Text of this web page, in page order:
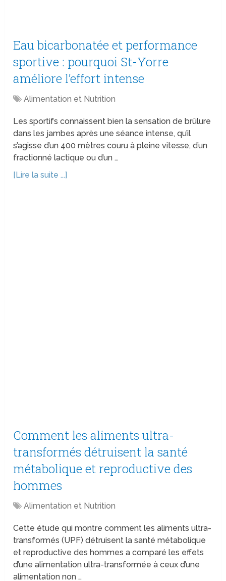
Eau bicarbonatée et performance
sportive : pourquoi St-Yorre
améliore l’effort intense
Alimentation et Nutrition
Les sportifs connaissent bien la sensation de brûlure
dans les jambes après une séance intense, qu’il
s’agisse d’un 400 mètres couru à pleine vitesse, d’un
fractionné lactique ou d’un …
[Lire la suite ...]
Comment les aliments ultra-
transformés détruisent la santé
métabolique et reproductive des
hommes
Alimentation et Nutrition
Cette étude qui montre comment les aliments ultra-
transformés (UPF) détruisent la santé métabolique
et reproductive des hommes a comparé les effets
d’une alimentation ultra-transformée à ceux d’une
alimentation non …